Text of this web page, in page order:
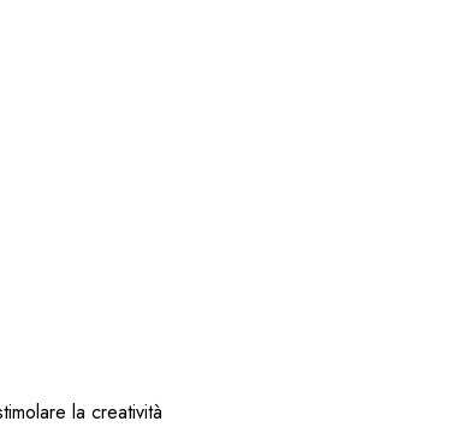
la creatività